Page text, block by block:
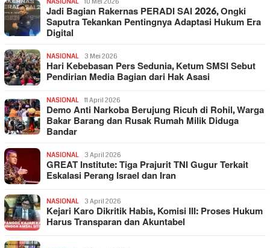
Jadi Bagian Rakernas PERADI SAI 2026, Ongki
Saputra Tekankan Pentingnya Adaptasi Hukum Era
Digital
NASIONAL 3 Mei 2026
Hari Kebebasan Pers Sedunia, Ketum SMSI Sebut
Pendirian Media Bagian dari Hak Asasi
NASIONAL 11 April 2026
Demo Anti Narkoba Berujung Ricuh di Rohil, Warga
Bakar Barang dan Rusak Rumah Milik Diduga
Bandar
NASIONAL 3 April 2026
GREAT Institute: Tiga Prajurit TNI Gugur Terkait
Eskalasi Perang Israel dan Iran
NASIONAL 3 April 2026
Kejari Karo Dikritik Habis, Komisi III: Proses Hukum
Harus Transparan dan Akuntabel